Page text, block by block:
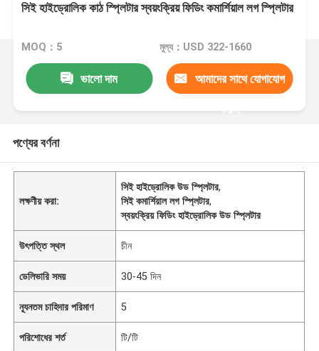
সিই হাইড্রোলিক কাঠ স্প্লিটার স্বয়ংক্রিয় ফিডিং কমার্শিয়াল লগ স্প্লিটার
MOQ：5 মূল্য：USD 322-1660
ভালো দাম আমাদের সাথে যোগাযোগ
করুন
পণ্যের বর্ণনা
লক্ষণীয় করা:
সিই হাইড্রোলিক উড স্প্লিটার,
সিই কমার্শিয়াল লগ স্প্লিটার,
স্বয়ংক্রিয় ফিডিং হাইড্রোলিক উড স্প্লিটার
উৎপত্তি স্থল চীন
ডেলিভারি সময় 30-45 দিন
ন্যূনতম চাহিদার পরিমাণ 5
পরিশোধের শর্ত টি/টি